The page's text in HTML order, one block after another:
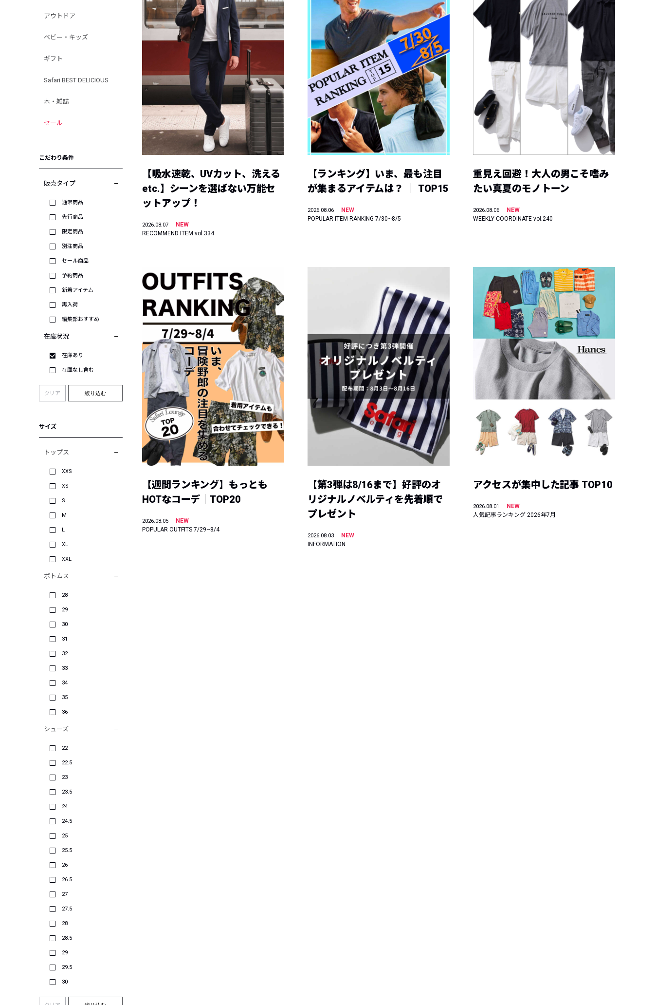
アウトドア
ベビー・キッズ
ギフト
Safari BEST DELICIOUS
本・雑誌
セール
こだわり条件
販売タイプ
通常商品
先行商品
限定商品
別注商品
セール商品
予約商品
新着アイテム
再入荷
編集部おすすめ
在庫状況
在庫あり
在庫なし含む
クリア 絞り込む
サイズ
トップス
XXS
XS
S
M
L
XL
XXL
ボトムス
28
29
30
31
32
33
34
35
36
シューズ
22
22.5
23
23.5
24
24.5
25
25.5
26
26.5
27
27.5
28
28.5
29
29.5
30
【吸水速乾、UVカット、洗える
etc.】シーンを選ばない万能セ
ットアップ！
2026.08.07
NEW
RECOMMEND ITEM vol.334
【ランキング】いま、最も注目
が集まるアイテムは？ ｜ TOP15
2026.08.06
NEW
POPULAR ITEM RANKING 7/30~8/5
重見え回避！大人の男こそ嗜み
たい真夏のモノトーン
2026.08.06
NEW
WEEKLY COORDINATE vol.240
【週間ランキング】もっとも
HOTなコーデ｜TOP20
2026.08.05
NEW
POPULAR OUTFITS 7/29~8/4
【第3弾は8/16まで】好評のオ
リジナルノベルティを先着順で
プレゼント
2026.08.03
NEW
INFORMATION
アクセスが集中した記事 TOP10
2026.08.01
NEW
人気記事ランキング 2026年7月